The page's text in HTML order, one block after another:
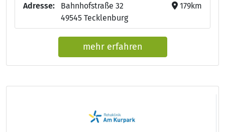
Adresse:
Bahnhofstraße 32
49545 Tecklenburg
179km
mehr erfahren